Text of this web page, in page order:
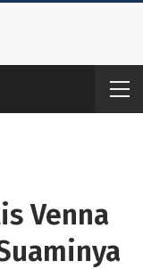
Venna